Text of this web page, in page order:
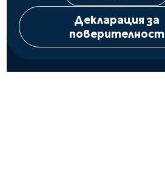
Декларация за
поверителност